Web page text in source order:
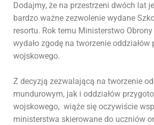
Dodajmy, że na przestrzeni dwóch lat
bardzo ważne zezwolenie wydane
resortu. Rok temu Ministerstwo
wydało zgodę na tworzenie
wojskowego.
Z decyzją zezwalającą na tworzenie
mundurowym, jak i oddziałów
wojskowego, wiąże się oczywiście
ministerstwa skierowane do uczniów